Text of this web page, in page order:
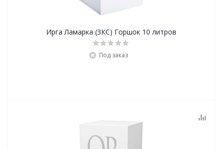
Ирга Ламарка (ЗКС) Горшок 10 литров
Под заказ